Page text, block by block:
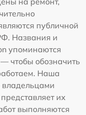
публичной
Названия и
упоминаются
чтобы обозначить
Наша
их
выполняются